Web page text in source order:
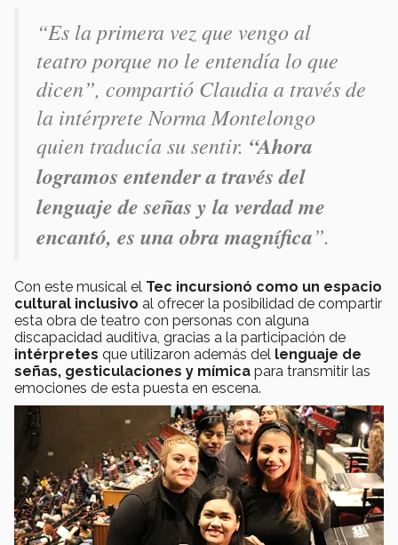
“Es la primera vez que vengo al
teatro porque no le entendía lo que
dicen”, compartió Claudia a través de
la intérprete Norma Montelongo
quien traducía su sentir. “Ahora
logramos entender a través del
lenguaje de señas y la verdad me
encantó, es una obra magnífica”.
Con este musical el Tec incursionó como un espacio
cultural inclusivo al ofrecer la posibilidad de compartir
esta obra de teatro con personas con alguna
discapacidad auditiva, gracias a la participación de
intérpretes que utilizaron además del lenguaje de
señas, gesticulaciones y mímica para transmitir las
emociones de esta puesta en escena.